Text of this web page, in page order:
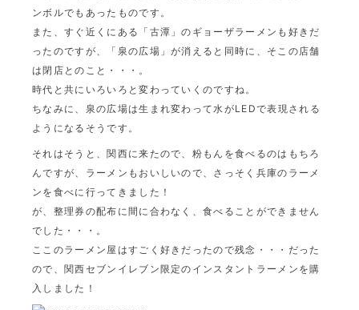
ンボルでもあったものです。
また、すぐ近くにある「古潭」のギョーザラーメンも好きだ
ったのですが、「泉の広場」が消えると同時に、そこの店舗
は閉店とのこと・・・。
時代と共にいろいろと変わっていくのですね。
ちなみに、泉の広場は生まれ変わって水がLEDで表現される
ようになるそうです。
それはそうと、関西に来たので、粉もんを食べるのはもちろ
んですが、ラーメンもおいしいので、さっそく兵庫のラーメ
ンを食べに行ってきました！
が、整理券の配布に間に合わなく、食べることができません
でした・・・。
ここのラーメン屋はすごく好きだったので残念・・・だった
ので、関西セブンイレブン限定のインスタントラーメンを購
入しました！